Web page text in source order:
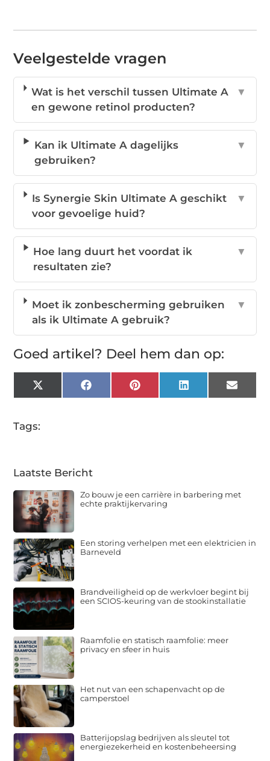
Veelgestelde vragen
Wat is het verschil tussen Ultimate A
en gewone retinol producten?
▼
Kan ik Ultimate A dagelijks
gebruiken?
▼
Is Synergie Skin Ultimate A geschikt
voor gevoelige huid?
▼
Hoe lang duurt het voordat ik
resultaten zie?
▼
Moet ik zonbescherming gebruiken
als ik Ultimate A gebruik?
▼
Goed artikel? Deel hem dan op:
X
(Twitter)
FacebookPinterestLinkedInEmail
Tags:
Laatste Bericht
Zo bouw je een carrière in barbering met
echte praktijkervaring
Een storing verhelpen met een elektricien in
Barneveld
Brandveiligheid op de werkvloer begint bij
een SCIOS-keuring van de stookinstallatie
Raamfolie en statisch raamfolie: meer
privacy en sfeer in huis
Het nut van een schapenvacht op de
camperstoel
Batterijopslag bedrijven als sleutel tot
energiezekerheid en kostenbeheersing